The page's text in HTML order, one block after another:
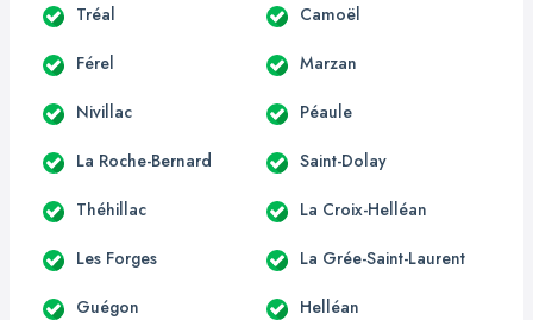
Tréal Camoël
Férel Marzan
Nivillac Péaule
La Roche-Bernard Saint-Dolay
Théhillac La Croix-Helléan
Les Forges La Grée-Saint-Laurent
Guégon Helléan